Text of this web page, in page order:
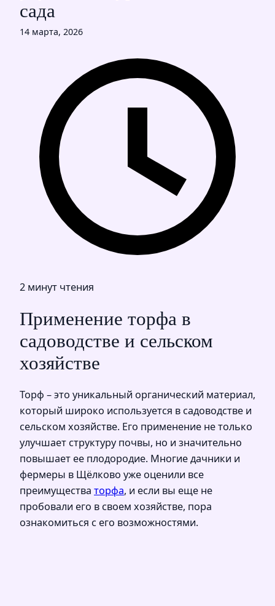
сада
14 марта, 2026
2 минут чтения
Применение торфа в
садоводстве и сельском
хозяйстве
Торф – это уникальный органический материал,
который широко используется в садоводстве и
сельском хозяйстве. Его применение не только
улучшает структуру почвы, но и значительно
повышает ее плодородие. Многие дачники и
фермеры в Щёлково уже оценили все
преимущества торфа, и если вы еще не
пробовали его в своем хозяйстве, пора
ознакомиться с его возможностями.